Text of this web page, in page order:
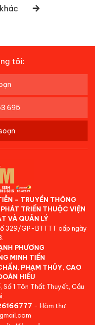
tôi:
695
- TRUYỀN THÔNG
TRIỂN THUỘC VIỆN
VÀ QUẢN LÝ
329/GP-BTTTT cấp ngày
PHƯƠNG
MINH TIẾN
PHẠM THỦY, CAO
HIẾU
Số 1 Tôn Thất Thuyết, Cầu
- Hòm thư: